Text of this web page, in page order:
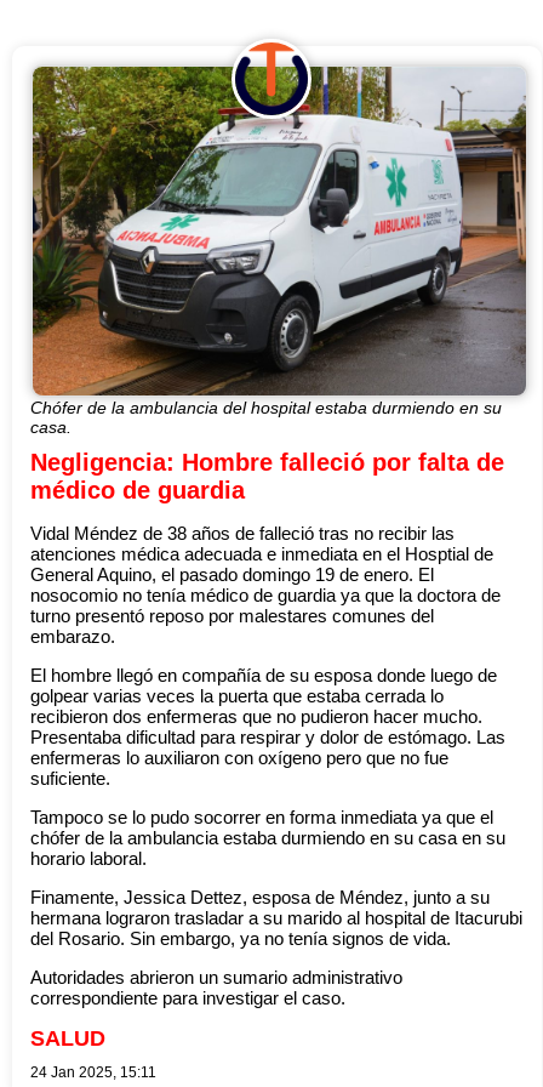
Chófer de la ambulancia del hospital estaba durmiendo en su
casa.
Negligencia: Hombre falleció por falta de
médico de guardia
Vidal Méndez de 38 años de falleció tras no recibir las
atenciones médica adecuada e inmediata en el Hosptial de
General Aquino, el pasado domingo 19 de enero. El
nosocomio no tenía médico de guardia ya que la doctora de
turno presentó reposo por malestares comunes del
embarazo.
El hombre llegó en compañía de su esposa donde luego de
golpear varias veces la puerta que estaba cerrada lo
recibieron dos enfermeras que no pudieron hacer mucho.
Presentaba dificultad para respirar y dolor de estómago. Las
enfermeras lo auxiliaron con oxígeno pero que no fue
suficiente.
Tampoco se lo pudo socorrer en forma inmediata ya que el
chófer de la ambulancia estaba durmiendo en su casa en su
horario laboral.
Finamente, Jessica Dettez, esposa de Méndez, junto a su
hermana lograron trasladar a su marido al hospital de Itacurubi
del Rosario. Sin embargo, ya no tenía signos de vida.
Autoridades abrieron un sumario administrativo
correspondiente para investigar el caso.
SALUD
24 Jan 2025, 15:11